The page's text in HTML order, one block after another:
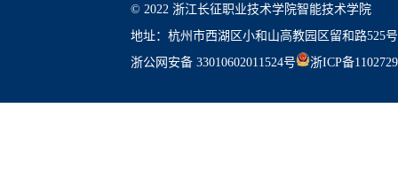
© 2022 浙江长征职业技术学院智能技术学院
地址：杭州市西湖区小和山高教园区留和路525号
浙公网安备 33010602011524号
浙ICP备